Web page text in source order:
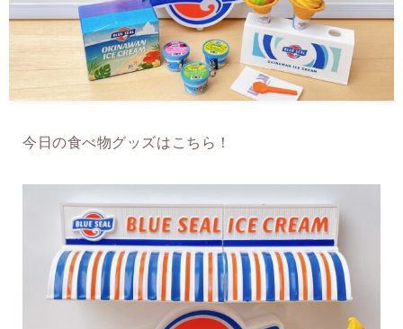
今日の食べ物グッズはこちら！